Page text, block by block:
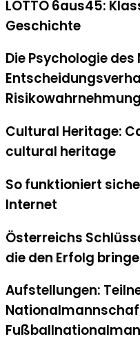
LOTTO 6aus45:
Geschichte
Die Psychologie
Cultural Heritage:
cultural heritage
So funktioniert
Internet
Österreichs
die den Erfolg
Aufstellungen: